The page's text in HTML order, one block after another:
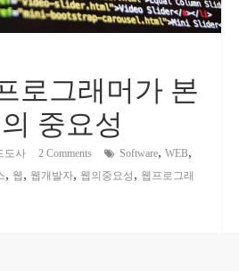
로그래머가 본
중요성
도사 2 Comments Software, WEB,
, 웹 , 웹개발자, 웹의중요성 , 웹프로그래